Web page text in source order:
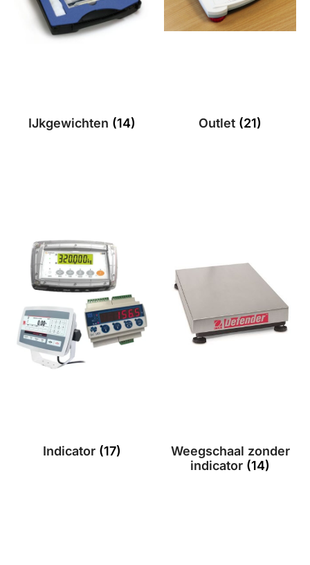
IJkgewichten (14) Outlet (21)
Indicator (17)
Weegschaal zonder
indicator (14)